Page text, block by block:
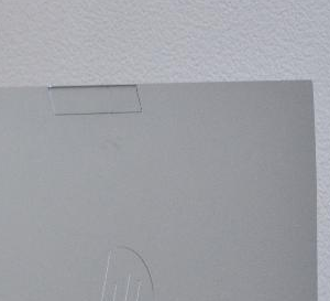
мои горизонты»
с